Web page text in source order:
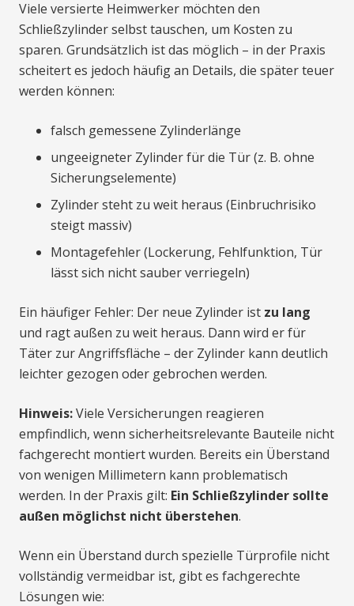
Viele versierte Heimwerker möchten den
Schließzylinder selbst tauschen, um Kosten zu
sparen. Grundsätzlich ist das möglich – in der Praxis
scheitert es jedoch häufig an Details, die später teuer
werden können:
falsch gemessene Zylinderlänge
ungeeigneter Zylinder für die Tür (z. B. ohne
Sicherungselemente)
Zylinder steht zu weit heraus (Einbruchrisiko
steigt massiv)
Montagefehler (Lockerung, Fehlfunktion, Tür
lässt sich nicht sauber verriegeln)
Ein häufiger Fehler: Der neue Zylinder ist zu lang
und ragt außen zu weit heraus. Dann wird er für
Täter zur Angriffsfläche – der Zylinder kann deutlich
leichter gezogen oder gebrochen werden.
Hinweis:Viele Versicherungen reagieren
empfindlich, wenn sicherheitsrelevante Bauteile nicht
fachgerecht montiert wurden. Bereits ein Überstand
von wenigen Millimetern kann problematisch
werden. In der Praxis gilt: Ein Schließzylinder sollte
außen möglichst nicht überstehen.
Wenn ein Überstand durch spezielle Türprofile nicht
vollständig vermeidbar ist, gibt es fachgerechte
Lösungen wie: